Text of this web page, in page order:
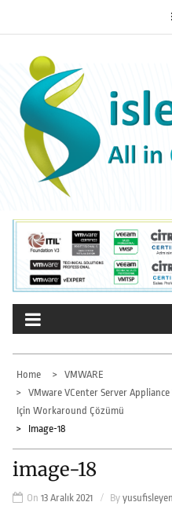
to
All-in-One IT Platform
Home
VMWARE
VMware VCenter Server
Için Workaround Çözümü
Image-18
image-18
On 13 Aralık 2021 By yusufisleyen